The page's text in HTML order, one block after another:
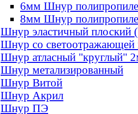
6мм Шнур
8мм Шнур
Шнур эластичный плоский
Шнур со светоотражающей
Шнур атласный "круглый"
Шнур метализированный
Шнур Витой
Шнур Акрил
Шнур ПЭ